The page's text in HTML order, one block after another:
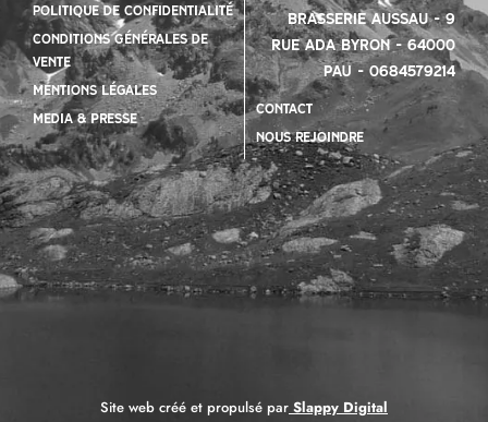
Politique de confidentialité
Conditions Générales de
vente
mentions légales
Media & presse
Brasserie Aussau – 9
Rue Ada Byron – 64000
PAU – 0684579214
contact
nous rejoindre
Site web créé et propulsé par Slappy Digital